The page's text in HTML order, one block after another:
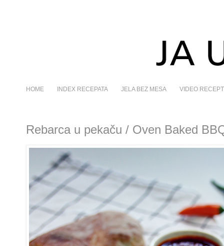
HOME INDEX RECEPATA JELA BEZ MESA VIDEO
Rebarca u pekaču / Oven Baked